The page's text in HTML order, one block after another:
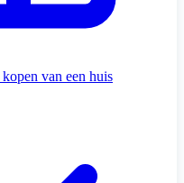
van een huis